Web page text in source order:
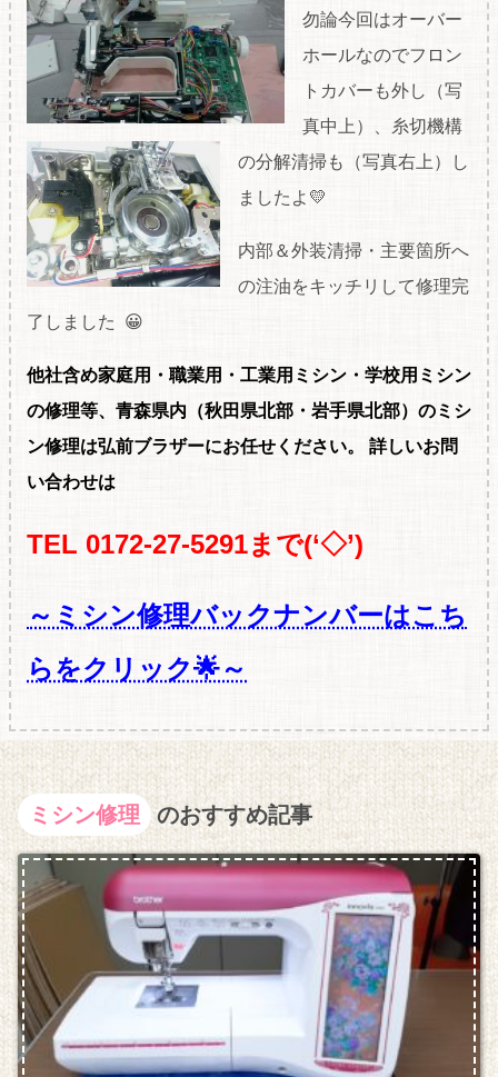
勿論今回はオーバー
ホールなのでフロン
トカバーも外し（写
真中上）、糸切機構
の分解清掃も（写真右上）し
ましたよ💛
内部＆外装清掃・主要箇所へ
の注油をキッチリして修理完
了しました 😀
他社含め家庭用・職業用・工業用ミシン・学校用ミシン
の修理等、青森県内（秋田県北部・岩手県北部）のミシ
ン修理は弘前ブラザーにお任せください。
詳しいお問
い合わせは
TEL 0172-27-5291まで(‘◇’)ゞ
～ミシン修理バックナンバーはこち
らをクリック🌟～
ミシン修理 のおすすめ記事